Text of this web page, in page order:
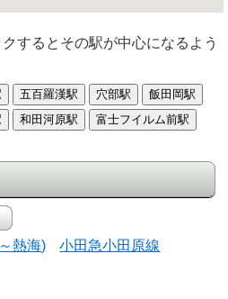
するとその駅が中心になるよう
熱海)
小田急小田原線